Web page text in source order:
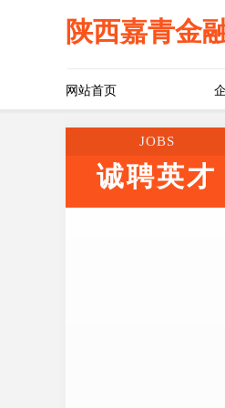
陕西嘉青金
网站首页
JOBS
诚聘英才